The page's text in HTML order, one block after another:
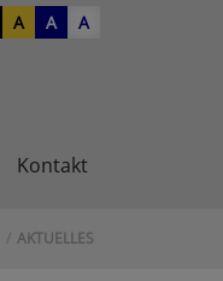
A A A
Kontakt
AKTUELLES